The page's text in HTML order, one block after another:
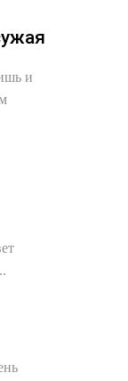
и